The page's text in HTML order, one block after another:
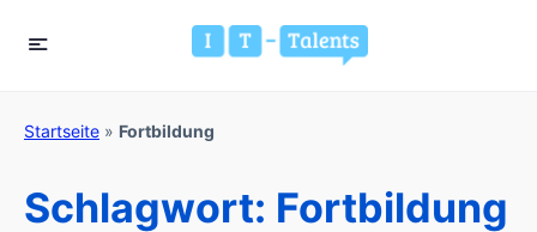
Startseite » Fortbildung
Schlagwort: Fortbildung